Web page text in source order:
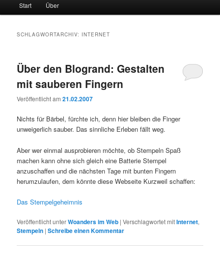
Start Über
SCHLAGWORTARCHIV: INTERNET
Über den Blogrand: Gestalten
mit sauberen Fingern
Veröffentlicht am21.02.2007
Nichts für Bärbel, fürchte ich, denn hier bleiben die Finger
unweigerlich sauber. Das sinnliche Erleben fällt weg.
Aber wer einmal ausprobieren möchte, ob Stempeln Spaß
machen kann ohne sich gleich eine Batterie Stempel
anzuschaffen und die nächsten Tage mit bunten Fingern
herumzulaufen, dem könnte diese Webseite Kurzweil schaffen:
Das Stempelgeheimnis
Veröffentlicht unterWoanders im Web |Verschlagwortet mitInternet,
Stempeln |Schreibe einen Kommentar